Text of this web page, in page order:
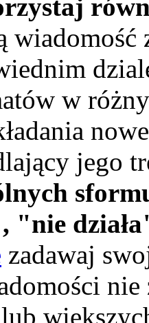
wiadomość
w
jego
"nie
zadawaj
nie